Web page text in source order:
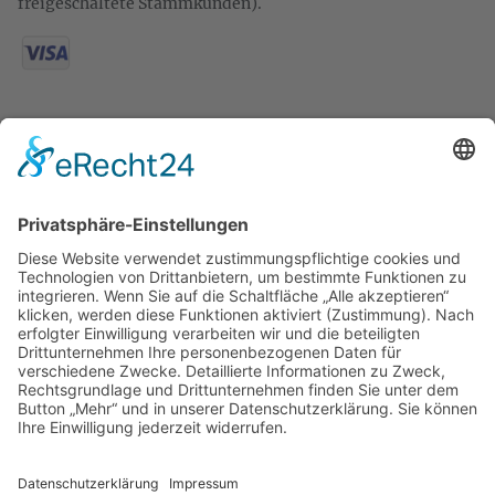
KONTAKT
Spezialitäten aus Österreich
Daimlerstr. 21
50859 Köln
Telefon: 02234 802701
Fax: 02234 986145
Abholung und Verkauf
im Lagerausschließlich
nach Termin­vereinbarung.